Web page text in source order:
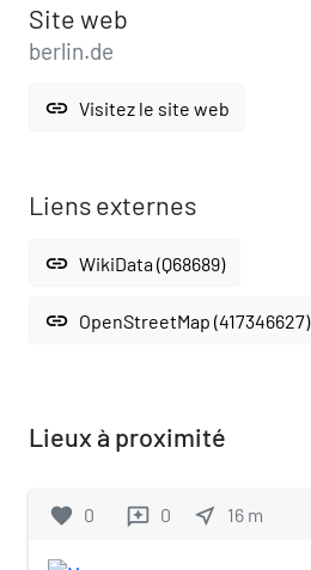
Site web
berlin.de
link Visitez le site web
Liens externes
link WikiData (Q68689)
link OpenStreetMap (417346627)
Lieux à proximité
favorite 0 reviews 0 near_me 16 m